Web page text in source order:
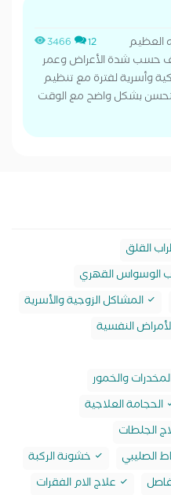
3466 12
العظيم
حسب شدة الأعراض وعمر
وأسرية لفترة مع تنظيم
تتحسن بشكل واضح مع الوقت
القلق
الوسواس القهري
المشاكل الزوجية والأسرية
النفسية
والخمور
الحجامة العلاجية
الجلطات
الصليبي
خشونة الركبة
علاج الام الفقرات